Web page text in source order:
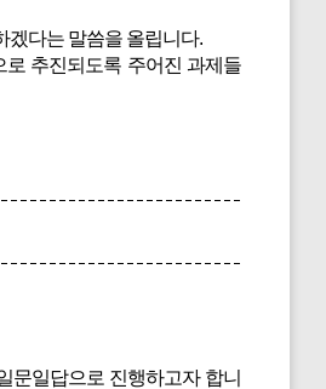
겠다는 말씀을 올립니다.
추진되도록 주어진 과제들
문일답으로 진행하고자 합니